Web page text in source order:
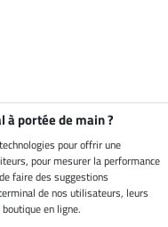
à portée de main ?
pour offrir une
pour mesurer la performance
faire des suggestions
de nos utilisateurs, leurs
en ligne.